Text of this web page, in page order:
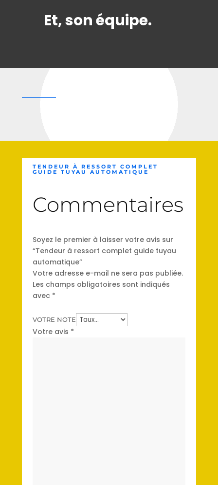
Et, son équipe.
TENDEUR À RESSORT COMPLET
GUIDE TUYAU AUTOMATIQUE
Commentaires
Soyez le premier à laisser votre avis sur
“Tendeur à ressort complet guide tuyau
automatique”
Votre adresse e-mail ne sera pas publiée.
Les champs obligatoires sont indiqués
avec *
VOTRE NOTE
Votre avis *